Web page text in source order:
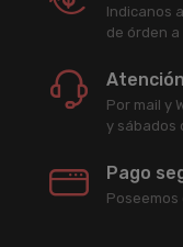
Indicanos
de órden a
Por mail y
y sábados
Pago